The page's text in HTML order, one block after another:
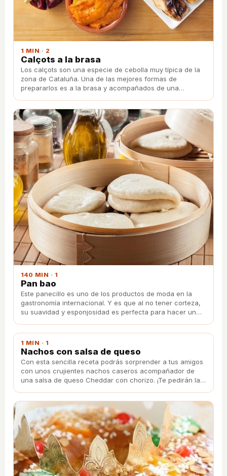
1 MIN · 2
Calçots a la brasa
Los calçots son una especie de cebolla muy típica de la
zona de Cataluña. Una de las mejores formas de
prepararlos es a la brasa y acompañados de una
140 MIN · 1
Pan bao
Este panecillo es uno de los productos de moda en la
gastronomía internacional. Y es que al no tener corteza,
su suavidad y esponjosidad es perfecta para hacer un
1 MIN · 1
Nachos con salsa de queso
Con esta sencilla receta podrás sorprender a tus amigos
con unos crujientes nachos caseros acompañador de
una salsa de queso Cheddar con chorizo. ¡Te pedirán la